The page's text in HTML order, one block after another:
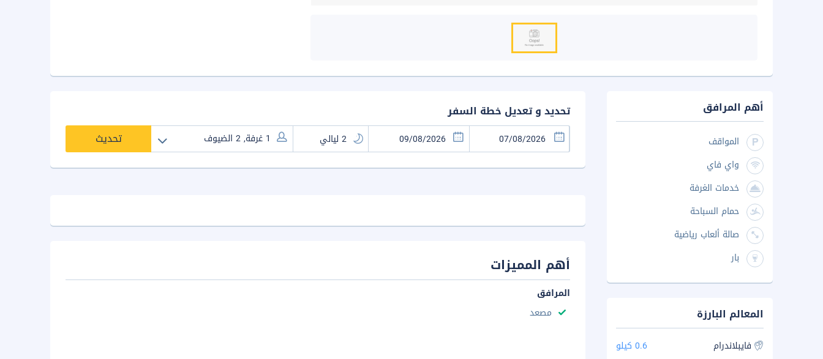
تحديد و تعديل خطة السفر
تحديث
أهم المميزات
المرافق
مصعد
أهم المرافق
المواقف
واي فاي
خدمات الغرفة
حمام السباحة
صالة ألعاب رياضية
بار
المعالم البارزة
فايبلاندرام
0.6 كيلو